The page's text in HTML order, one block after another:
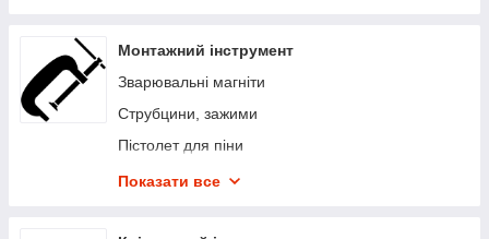
Насадки викруткове і подовжувачі
Монтажний інструмент
Зварювальні магніти
Струбцини, зажими
Пістолет для піни
Пістолет для герметиків
Показати все